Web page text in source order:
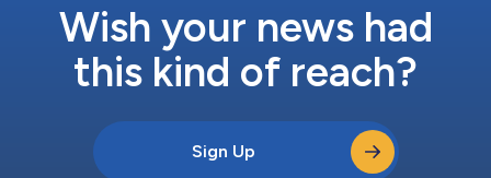
Wish your news had
this kind of reach?
Sign Up